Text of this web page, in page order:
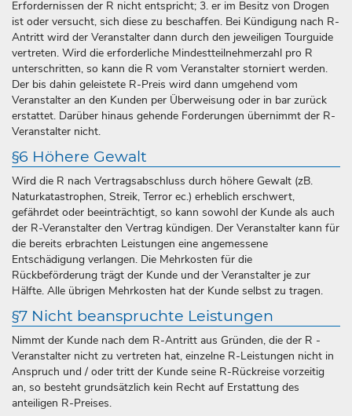
Erfordernissen der R nicht entspricht; 3. er im Besitz von Drogen
ist oder versucht, sich diese zu beschaffen. Bei Kündigung nach R-
Antritt wird der Veranstalter dann durch den jeweiligen Tourguide
vertreten. Wird die erforderliche Mindestteilnehmerzahl pro R
unterschritten, so kann die R vom Veranstalter storniert werden.
Der bis dahin geleistete R-Preis wird dann umgehend vom
Veranstalter an den Kunden per Überweisung oder in bar zurück
erstattet. Darüber hinaus gehende Forderungen übernimmt der R-
Veranstalter nicht.
§6 Höhere Gewalt
Wird die R nach Vertragsabschluss durch höhere Gewalt (zB.
Naturkatastrophen, Streik, Terror ec.) erheblich erschwert,
gefährdet oder beeinträchtigt, so kann sowohl der Kunde als auch
der R-Veranstalter den Vertrag kündigen. Der Veranstalter kann für
die bereits erbrachten Leistungen eine angemessene
Entschädigung verlangen. Die Mehrkosten für die
Rückbeförderung trägt der Kunde und der Veranstalter je zur
Hälfte. Alle übrigen Mehrkosten hat der Kunde selbst zu tragen.
§7 Nicht beanspruchte Leistungen
Nimmt der Kunde nach dem R-Antritt aus Gründen, die der R -
Veranstalter nicht zu vertreten hat, einzelne R-Leistungen nicht in
Anspruch und / oder tritt der Kunde seine R-Rückreise vorzeitig
an, so besteht grundsätzlich kein Recht auf Erstattung des
anteiligen R-Preises.